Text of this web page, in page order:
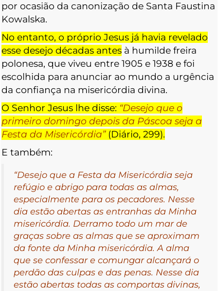
por ocasião da canonização de Santa Faustina
Kowalska.
No entanto, o próprio Jesus já havia revelado
esse desejo décadas antes à humilde freira
polonesa, que viveu entre 1905 e 1938 e foi
escolhida para anunciar ao mundo a urgência
da confiança na misericórdia divina.
O Senhor Jesus lhe disse: “Desejo que o
primeiro domingo depois da Páscoa seja a
Festa da Misericórdia” (Diário, 299).
E também:
“Desejo que a Festa da Misericórdia seja
refúgio e abrigo para todas as almas,
especialmente para os pecadores. Nesse
dia estão abertas as entranhas da Minha
misericórdia. Derramo todo um mar de
graças sobre as almas que se aproximam
da fonte da Minha misericórdia. A alma
que se confessar e comungar alcançará o
perdão das culpas e das penas. Nesse dia
estão abertas todas as comportas divinas,